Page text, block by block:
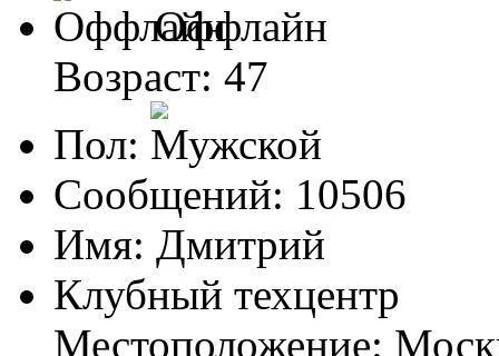
Оффлайн
Возраст: 47
Пол:
Сообщений: 10506
Имя: Дмитрий
Клубный техцентр
Местоположение: